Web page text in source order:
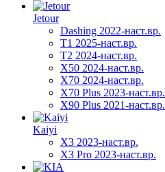
Jetour
Dashing 2022-наст.вр.
T1 2025-наст.вр.
T2 2024-наст.вр.
X50 2024-наст.вр.
X70 2024-наст.вр.
X70 Plus 2023-наст.вр.
X90 Plus 2021-наст.вр.
Kaiyi
X3 2023-наст.вр.
X3 Pro 2023-наст.вр.